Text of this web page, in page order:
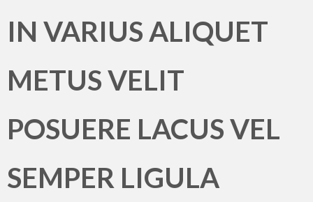
IN VARIUS ALIQUET
METUS VELIT
POSUERE LACUS VEL
SEMPER LIGULA